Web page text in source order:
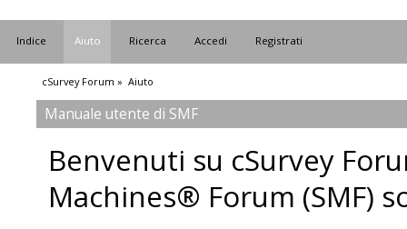
Indice Aiuto Ricerca Accedi Registrati
cSurvey Forum » Aiuto
Manuale utente di SMF
Benvenuti su cSurvey
Machines® Forum (SMF)